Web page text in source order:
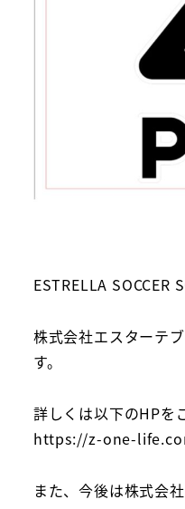
ESTRELLA SOCCER
株式会社エスターテ
す。
詳しくは以下のHPを
https://z-one-
また、今後は株式会